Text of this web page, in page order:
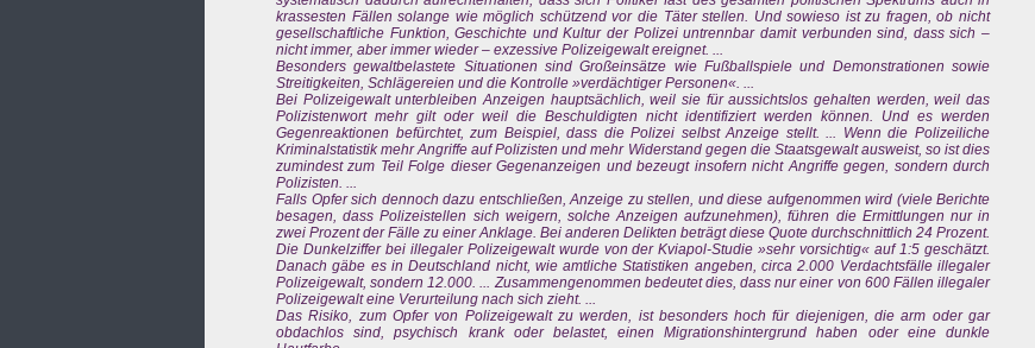
krassesten Fällen solange wie möglich schützend vor die Täter stellen. Und sowieso ist zu fragen, ob nicht
gesellschaftliche Funktion, Geschichte und Kultur der Polizei untrennbar damit verbunden sind, dass sich –
nicht immer, aber immer wieder – exzessive Polizeigewalt ereignet. ...
Besonders gewaltbelastete Situationen sind Großeinsätze wie Fußballspiele und Demonstrationen sowie
Streitigkeiten, Schlägereien und die Kontrolle »verdächtiger Personen«. ...
Bei Polizeigewalt unterbleiben Anzeigen hauptsächlich, weil sie für aussichtslos gehalten werden, weil das
Polizistenwort mehr gilt oder weil die Beschuldigten nicht identifiziert werden können. Und es werden
Gegenreaktionen befürchtet, zum Beispiel, dass die Polizei selbst Anzeige stellt. ... Wenn die Polizeiliche
Kriminalstatistik mehr Angriffe auf Polizisten und mehr Widerstand gegen die Staatsgewalt ausweist, so ist dies
zumindest zum Teil Folge dieser Gegenanzeigen und bezeugt insofern nicht Angriffe gegen, sondern durch
Polizisten. ...
Falls Opfer sich dennoch dazu entschließen, Anzeige zu stellen, und diese aufgenommen wird (viele Berichte
besagen, dass Polizeistellen sich weigern, solche Anzeigen aufzunehmen), führen die Ermittlungen nur in
zwei Prozent der Fälle zu einer Anklage. Bei anderen Delikten beträgt diese Quote durchschnittlich 24 Prozent.
Die Dunkelziffer bei illegaler Polizeigewalt wurde von der Kviapol-Studie »sehr vorsichtig« auf 1:5 geschätzt.
Danach gäbe es in Deutschland nicht, wie amtliche Statistiken angeben, circa 2.000 Verdachtsfälle illegaler
Polizeigewalt, sondern 12.000. ... Zusammengenommen bedeutet dies, dass nur einer von 600 Fällen illegaler
Polizeigewalt eine Verurteilung nach sich zieht. ...
Das Risiko, zum Opfer von Polizeigewalt zu werden, ist besonders hoch für diejenigen, die arm oder gar
obdachlos sind, psychisch krank oder belastet, einen Migrationshintergrund haben oder eine dunkle